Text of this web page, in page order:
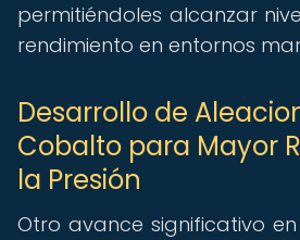
permitiéndoles alcanzar
rendimiento en entornos
Desarrollo de
Cobalto para Mayor
la Presión
Otro avance significativo